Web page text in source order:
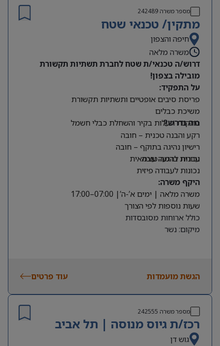
תנאים:
רכב צמוד וטלפון סלולרי
שכר גבוה
מיקום: קדימה צורן
מספר משרה242489
מתקין/ טכנאי שטח
חיפה והצפון
משרה מלאה
דרוש/ה טכנאי/ת שטח לחברת תשתיות תקשורת
מובילה בצפון!
על התפקיד:
פריסת סיבים אופטיים ותשתיות תקשורת
משיכת כבלים
התקנת תעלות בקיר והשחלת כבלי חשמל
מה נדרש?
רקע והבנה טכנית – חובה
רישיון נהיגה בתוקף – חובה
עברית ברמה טובה
נכונות להגעה עצמאית
נכונות לעבודה פיזית
היקף משרה:
משרה מלאה | ימים א’-ה’| 07:00–17:00
שעות נוספות לפי הצורך
כולל ארוחות מסובסדות
מיקום: נשר
הגשת מועמדות עוד פרטים
מספר משרה 242555
רכז/ת גיוס מנוסה | תל אביב
גוש דן